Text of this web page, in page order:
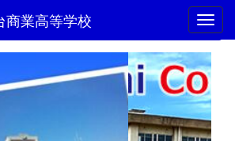
商業高等学校
n
e
x
t